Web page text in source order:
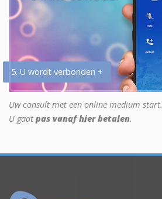
5. U wordt verbonden +
Uw consult met een online medium start.
U gaat pas vanaf hier betalen.